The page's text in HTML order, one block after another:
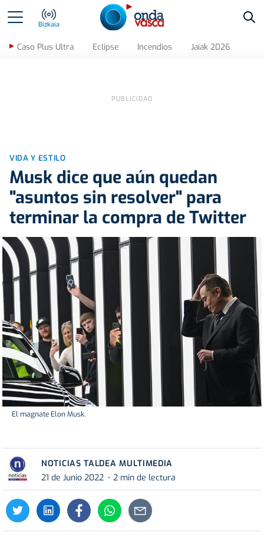
Bizkaia
Caso Plus Ultra Eclipse Incendios Jaiak 2026
VIDA Y ESTILO
Musk dice que aún quedan
"asuntos sin resolver" para
terminar la compra de Twitter
El magnate Elon Musk.
NOTICIAS TALDEA MULTIMEDIA
21 de Junio 2022
2 min de lectura